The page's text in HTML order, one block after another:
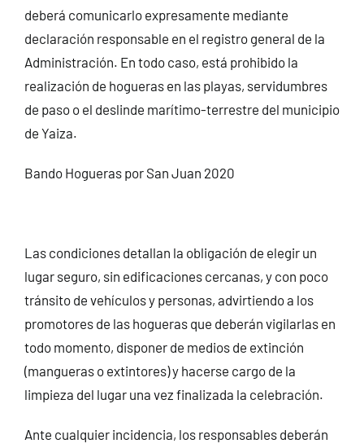
deberá comunicarlo expresamente mediante
declaración responsable en el registro general de la
Administración. En todo caso, está prohibido la
realización de hogueras en las playas, servidumbres
de paso o el deslinde marítimo-terrestre del municipio
de Yaiza.
Bando Hogueras por San Juan 2020
Las condiciones detallan la obligación de elegir un
lugar seguro, sin edificaciones cercanas, y con poco
tránsito de vehículos y personas, advirtiendo a los
promotores de las hogueras que deberán vigilarlas en
todo momento, disponer de medios de extinción
(mangueras o extintores) y hacerse cargo de la
limpieza del lugar una vez finalizada la celebración.
Ante cualquier incidencia, los responsables deberán